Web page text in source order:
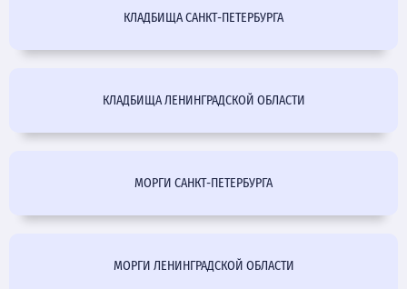
КЛАДБИЩА САНКТ-ПЕТЕРБУРГА
КЛАДБИЩА ЛЕНИНГРАДСКОЙ ОБЛАСТИ
МОРГИ САНКТ-ПЕТЕРБУРГА
МОРГИ ЛЕНИНГРАДСКОЙ ОБЛАСТИ